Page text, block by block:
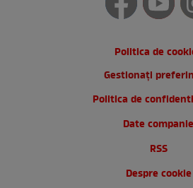
Politica de
Gestionați
Politica de
Date companie
RSS
Despre cookie